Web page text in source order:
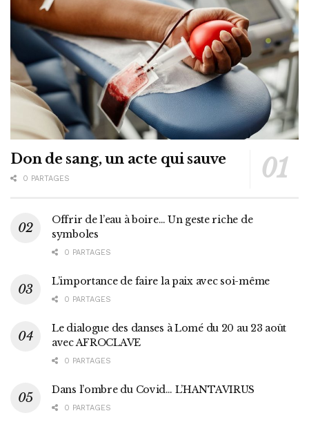
Don de sang, un acte qui sauve
0 PARTAGES
Offrir de l’eau à boire… Un geste riche de
symboles
0 PARTAGES
L’importance de faire la paix avec soi-même
0 PARTAGES
Le dialogue des danses à Lomé du 20 au 23 août
avec AFROCLAVE
0 PARTAGES
Dans l’ombre du Covid… L’HANTAVIRUS
0 PARTAGES